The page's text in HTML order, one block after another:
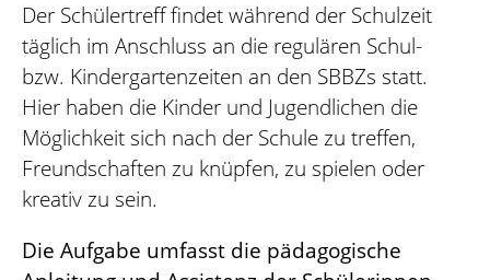
Der Schülertreff findet während der Schulzeit
täglich im Anschluss an die regulären Schul-
bzw. Kindergartenzeiten an den SBBZs statt.
Hier haben die Kinder und Jugendlichen die
Möglichkeit sich nach der Schule zu treffen,
Freundschaften zu knüpfen, zu spielen oder
kreativ zu sein.
Die Aufgabe umfasst die pädagogische